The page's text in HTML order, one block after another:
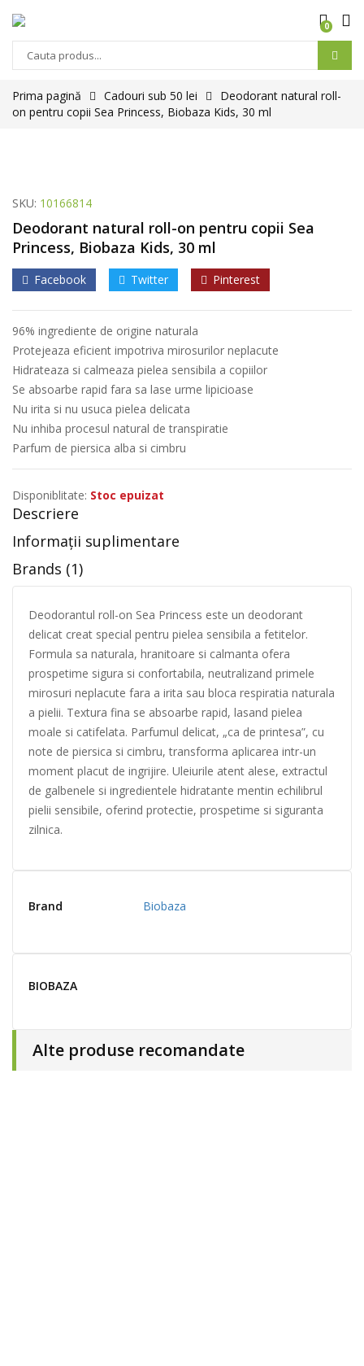
0
Products
Prima pagină
Cadouri sub 50 lei
Deodorant natural roll-
on pentru copii Sea Princess, Biobaza Kids, 30 ml
SKU: 10166814
Deodorant natural roll-on pentru copii Sea
Princess, Biobaza Kids, 30 ml
Facebook Twitter Pinterest
96% ingrediente de origine naturala
Protejeaza eficient impotriva mirosurilor neplacute
Hidrateaza si calmeaza pielea sensibila a copiilor
Se absoarbe rapid fara sa lase urme lipicioase
Nu irita si nu usuca pielea delicata
Nu inhiba procesul natural de transpiratie
Parfum de piersica alba si cimbru
Disponiblitate: Stoc epuizat
Descriere
Informații suplimentare
Brands (1)
Deodorantul roll-on Sea Princess este un deodorant
delicat creat special pentru pielea sensibila a fetitelor.
Formula sa naturala, hranitoare si calmanta ofera
prospetime sigura si confortabila, neutralizand primele
mirosuri neplacute fara a irita sau bloca respiratia naturala
a pielii. Textura fina se absoarbe rapid, lasand pielea
moale si catifelata. Parfumul delicat, „ca de printesa”, cu
note de piersica si cimbru, transforma aplicarea intr-un
moment placut de ingrijire. Uleiurile atent alese, extractul
de galbenele si ingredientele hidratante mentin echilibrul
pielii sensibile, oferind protectie, prospetime si siguranta
zilnica.
Brand Biobaza
BIOBAZA
Alte produse recomandate